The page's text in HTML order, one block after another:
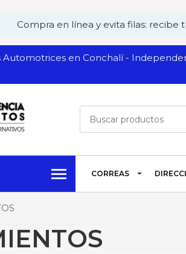
Compra en línea y evita filas: recibe
Automotrices en Conchalí -
CORREAS